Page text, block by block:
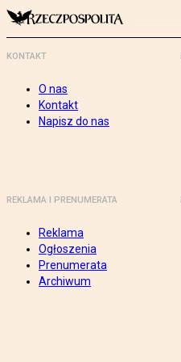
KONTAKT
O nas
Kontakt
Napisz do nas
REKLAMA I PRENUMERATA
Reklama
Ogłoszenia
Prenumerata
Archiwum